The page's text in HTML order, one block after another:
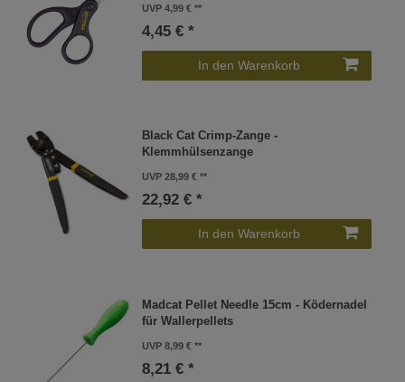
UVP 4,99 €
4,45 € *
In den Warenkorb
Black Cat Crimp-Zange -
Klemmhülsenzange
UVP 28,99 €
22,92 € *
In den Warenkorb
Madcat Pellet Needle 15cm - Ködernadel
für Wallerpellets
UVP 8,99 €
8,21 € *